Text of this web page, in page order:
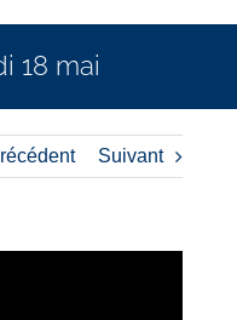
18 mai
Suivant